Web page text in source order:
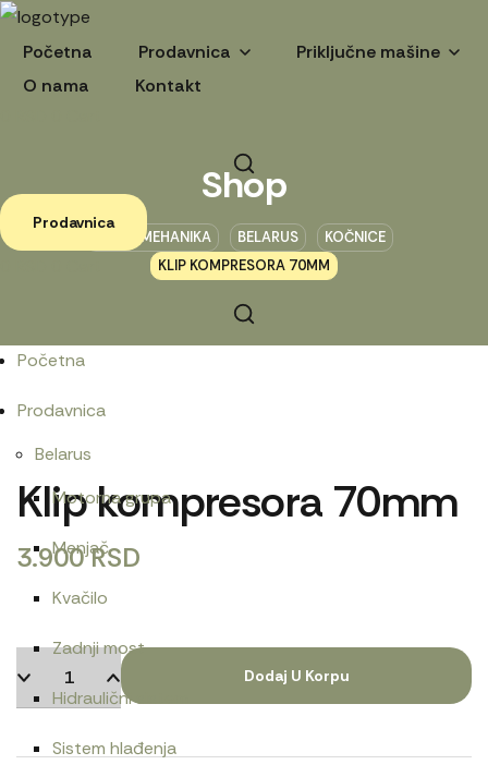
Početna Prodavnica
Priključne mašine
O nama
Kontakt
Prodavnica
Početna
Prodavnica
Belarus
Motorna grupa
Menjač
Kvačilo
Zadnji most
Hidraulični sistem
Sistem hlađenja
Shop
POLJOMEHANIKA BELARUS
KOČNICE
KLIP KOMPRESORA 70MM
Klip kompresora 70mm
3.900RSD
Dodaj U Korpu